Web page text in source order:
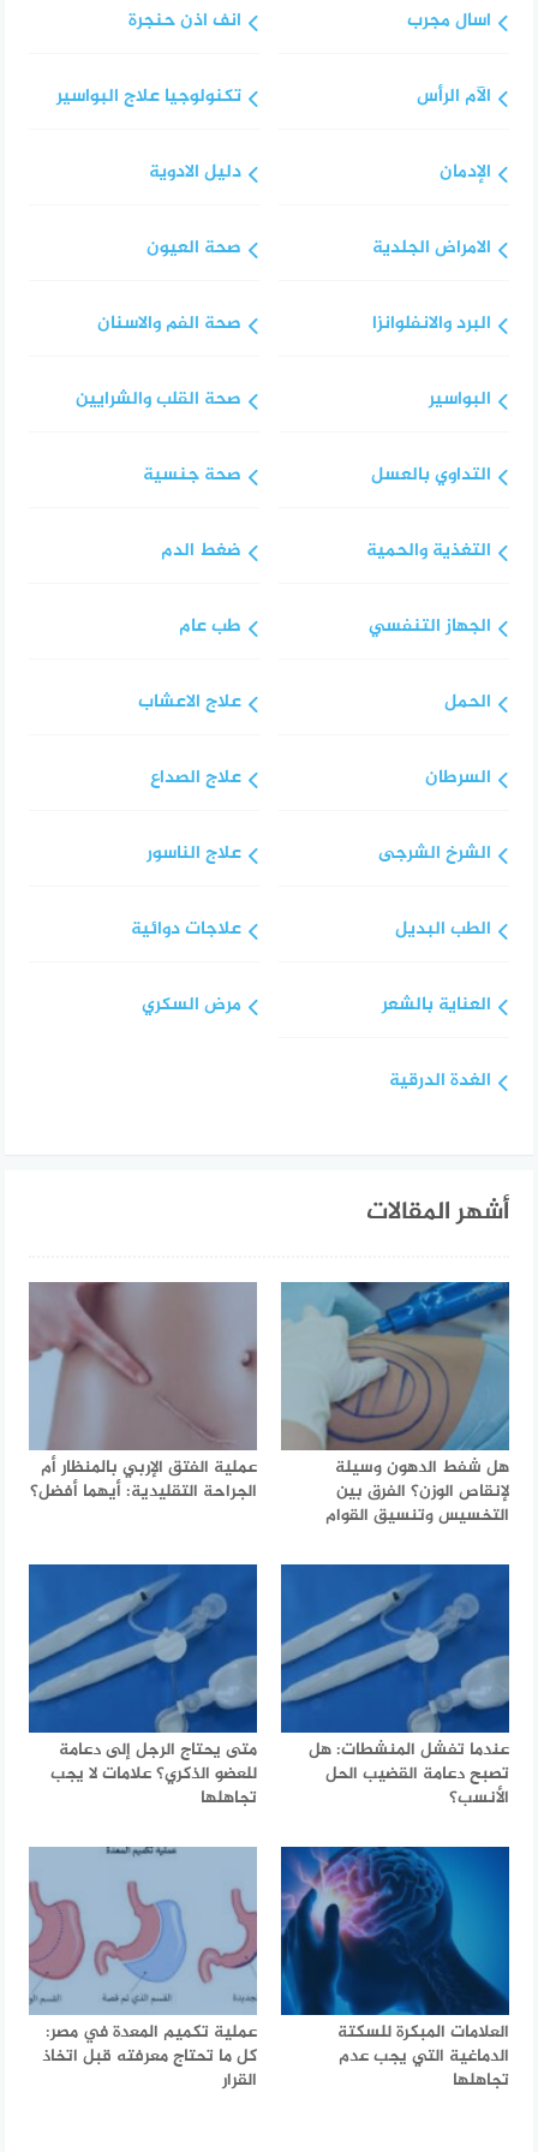
اسال مجرب
الآم الرأس
الإدمان
الامراض الجلدية
البرد والانفلوانزا
البواسير
التداوي بالعسل
التغذية والحمية
الجهاز التنفسي
الحمل
السرطان
الشرخ الشرجى
الطب البديل
العناية بالشعر
الغدة الدرقية
انف اذن حنجرة
تكنولوجيا علاج البواسير
دليل الادوية
صحة العيون
صحة الفم والاسنان
صحة القلب والشرايين
صحة جنسية
ضغط الدم
طب عام
علاج الاعشاب
علاج الصداع
علاج الناسور
علاجات دوائية
مرض السكري
أشهر المقالات
هل شفط الدهون وسيلة
لإنقاص الوزن؟ الفرق بين
التخسيس وتنسيق القوام
عملية الفتق الإربي بالمنظار أم
الجراحة التقليدية: أيهما أفضل؟
عندما تفشل المنشطات: هل
تصبح دعامة القضيب الحل
الأنسب؟
متى يحتاج الرجل إلى دعامة
للعضو الذكري؟ علامات لا يجب
تجاهلها
العلامات المبكرة للسكتة
الدماغية التي يجب عدم
تجاهلها
عملية تكميم المعدة في مصر:
كل ما تحتاج معرفته قبل اتخاذ
القرار